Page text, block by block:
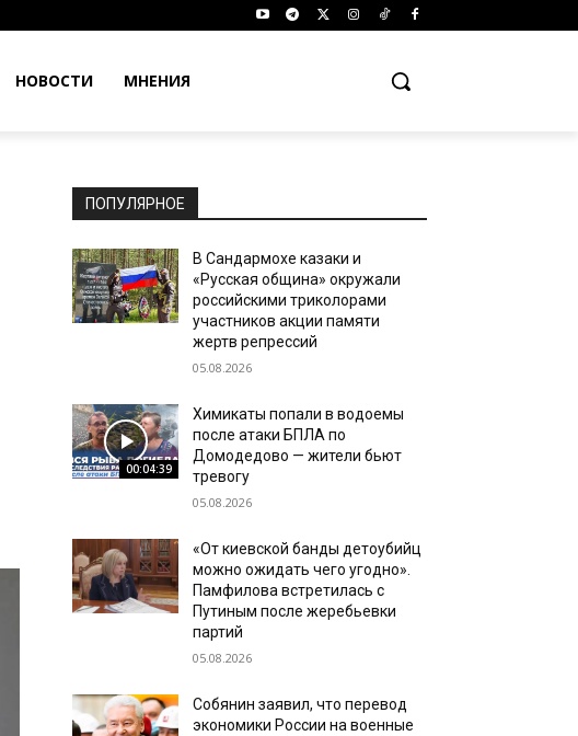
НОВОСТИ МНЕНИЯ
ПОПУЛЯРНОЕ
В Сандармохе казаки и
«Русская община» окружали
российскими триколорами
участников акции памяти
жертв репрессий
05.08.2026
00:04:39
Химикаты попали в водоемы
после атаки БПЛА по
Домодедово — жители бьют
тревогу
05.08.2026
«От киевской банды детоубийц
можно ожидать чего угодно».
Памфилова встретилась с
Путиным после жеребьевки
партий
05.08.2026
Собянин заявил, что перевод
экономики России на военные